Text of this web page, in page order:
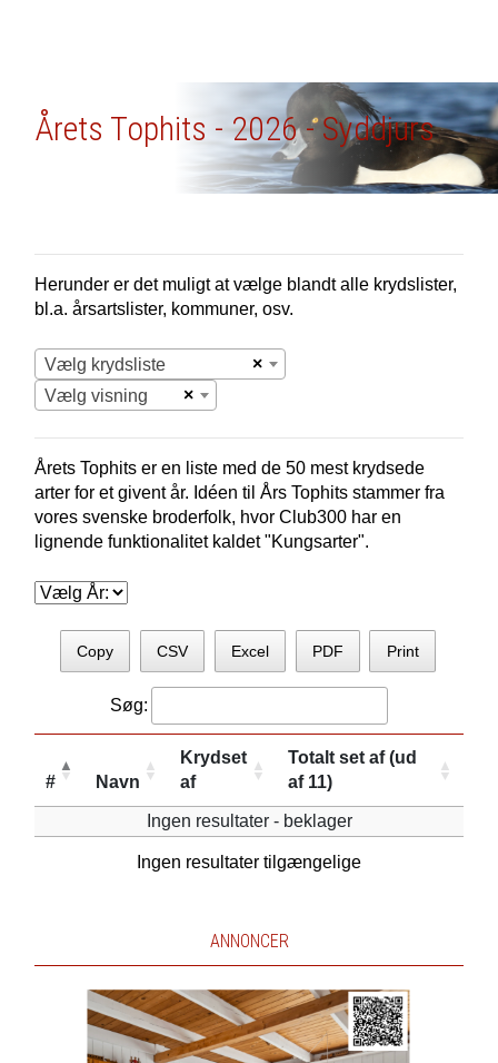
Årets Tophits - 2026 - Syddjurs
Herunder er det muligt at vælge blandt alle krydslister,
bl.a. årsartslister, kommuner, osv.
×
Vælg krydsliste
×
Vælg visning
Årets Tophits er en liste med de 50 mest krydsede
arter for et givent år. Idéen til Års Tophits stammer fra
vores svenske broderfolk, hvor Club300 har en
lignende funktionalitet kaldet "Kungsarter".
Copy CSV Excel PDF Print
Søg:
# Navn
Krydset
af
Totalt set af (ud
af 11)
Ingen resultater - beklager
Ingen resultater tilgængelige
ANNONCER